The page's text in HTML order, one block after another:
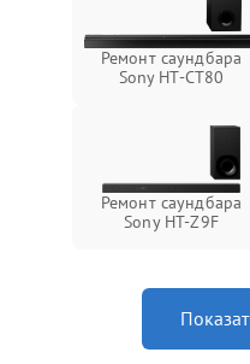
Ремонт саундбара
Sony HT-CT80
Ремонт саундбара
Sony HT-Z9F